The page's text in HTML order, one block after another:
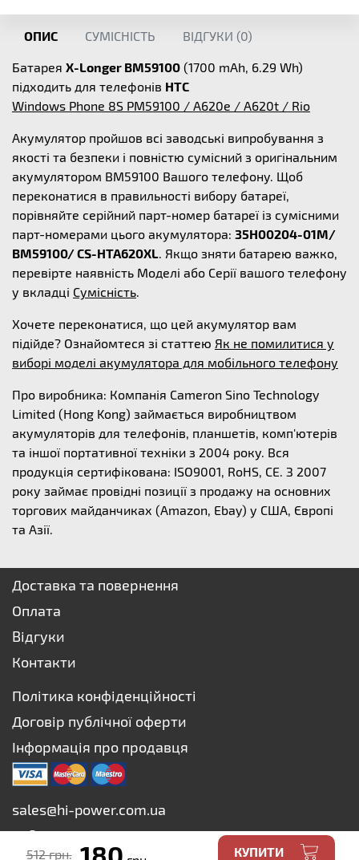
512 грн. КУПИТИ
ОПИС СУМІСНІСТЬ ВІДГУКИ (0)
Батарея X-Longer BM59100 (1700 mAh, 6.29 Wh)
підходить для телефонів HTC
Windows Phone 8S PM59100 / A620e / A620t / Rio
Акумулятор пройшов всі заводські випробування з
якості та безпеки і повністю сумісний з оригінальним
акумулятором BM59100 Вашого телефону. Щоб
переконатися в правильності вибору батареї,
порівняйте серійний парт-номер батареї із сумісними
парт-номерами цього акумулятора: 35H00204-01M/
BM59100/ CS-HTA620XL. Якщо зняти батарею важко,
перевірте наявність Моделі або Серії вашого телефону
у вкладці Сумісність.
Хочете переконатися, що цей акумулятор вам
підійде? Ознайомтеся зі статтею Як не помилитися у
виборі моделі акумулятора для мобільного телефону
Про виробника: Компанія Cameron Sino Technology
Limited (Hong Kong) займається виробництвом
акумуляторів для телефонів, планшетів, комп'ютерів
та іншої портативної техніки з 2004 року. Вся
продукція сертифікована: ISO9001, RoHS, CE. З 2007
року займає провідні позиції з продажу на основних
торгових майданчиках (Amazon, Ebay) у США, Європі
та Азії.
Доставка та повернення
Оплата
Відгуки
Контакти
Політика конфіденційності
Договір публічної оферти
Інформація про продавця
sales@hi-power.com.ua
+38 073 627-75-73